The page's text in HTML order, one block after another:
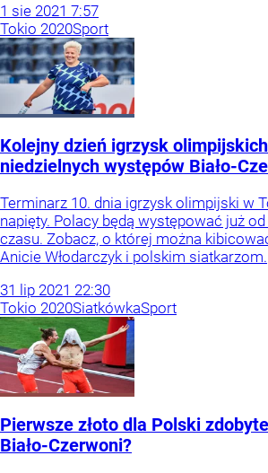
1 sie 2021 7:57
Tokio 2020Sport
Kolejny dzień igrzysk
niedzielnych występów Biało-
Terminarz 10. dnia igrzysk olimpijski w
napięty. Polacy będą występować już
czasu. Zobacz, o której można
Anicie Włodarczyk i polskim siatkarzom.
31 lip 2021 22:30
Tokio 2020SiatkówkaSport
Pierwsze złoto dla Polski
Biało-Czerwoni?